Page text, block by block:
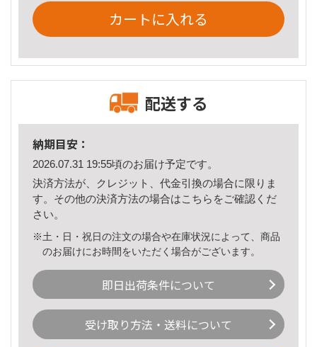
カートに入れる
配送する
納期目安：
2026.07.31 19:55頃のお届け予定です。
決済方法が、クレジット、代金引換の場合に限りま
す。その他の決済方法の場合はこちら をご確認くだ
さい。
※土・日・祝日の注文の場合や在庫状況によって、商品
のお届けにお時間をいただく場合がございます。
即日出荷条件について
受け取り方法・送料について